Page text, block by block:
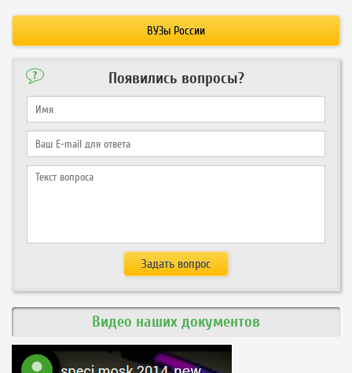
ВУЗы России
Появились вопросы?
Видео наших документов